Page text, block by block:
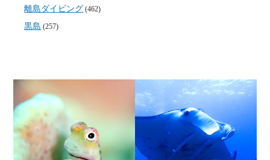
離島ダイビング (462)
黒島 (257)